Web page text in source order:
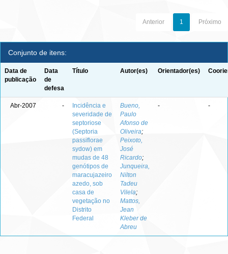
Anterior 1 Próximo
Conjunto de itens:
Data de
publicação
Data
de
defesa
Título Autor(es) Orientador(es)
Abr-2007 -
Incidência e
severidade de
septoriose
(Septoria
passiflorae
sydow) em
mudas de 48
genótipos de
maracujazeiro
azedo, sob
casa de
vegetação no
Distrito
Federal
Bueno,
Paulo
Afonso de
Oliveira;
Peixoto,
José
Ricardo;
Junqueira,
Nilton
Tadeu
Vilela;
Mattos,
Jean
Kleber de
Abreu
- -